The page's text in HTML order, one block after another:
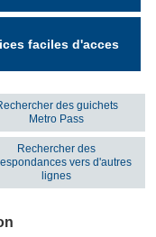
faciles d'acces
des guichets
Metro Pass
Rechercher des
vers d'autres
lignes